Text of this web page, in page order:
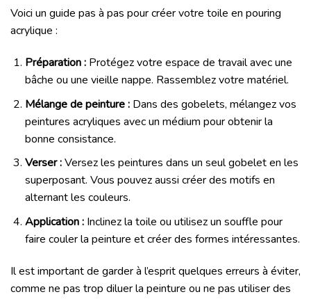
Voici un guide pas à pas pour créer votre toile en pouring
acrylique :
Préparation :Protégez votre espace de travail avec une
bâche ou une vieille nappe. Rassemblez votre matériel.
Mélange de peinture :Dans des gobelets, mélangez vos
peintures acryliques avec un médium pour obtenir la
bonne consistance.
Verser :Versez les peintures dans un seul gobelet en les
superposant. Vous pouvez aussi créer des motifs en
alternant les couleurs.
Application :Inclinez la toile ou utilisez un souffle pour
faire couler la peinture et créer des formes intéressantes.
Il est important de garder à l’esprit quelques erreurs à éviter,
comme ne pas trop diluer la peinture ou ne pas utiliser des